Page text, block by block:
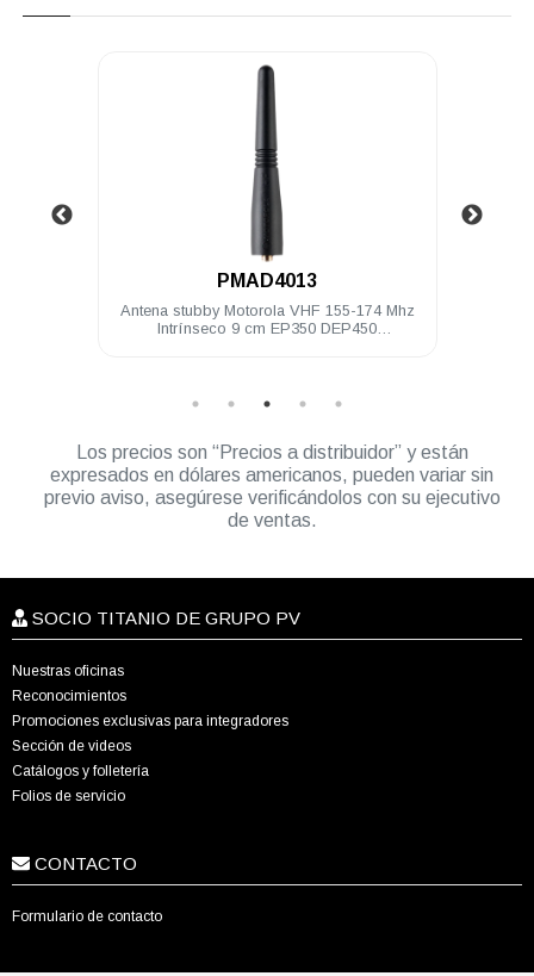
.
PMAD4013
Antena stubby Motorola VHF 155-174 Mhz
Intrínseco 9 cm EP350 DEP450
Los precios son “Precios a distribuidor” y están
expresados en dólares americanos, pueden variar sin
previo aviso, asegúrese verificándolos con su ejecutivo
de ventas.
SOCIO TITANIO DE GRUPO PV
Nuestras oficinas
Reconocimientos
Promociones exclusivas para integradores
Sección de videos
Catálogos y folletería
Folios de servicio
CONTACTO
Formulario de contacto